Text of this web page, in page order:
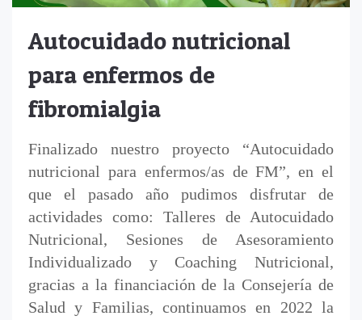
Autocuidado nutricional
para enfermos de
fibromialgia
Finalizado nuestro proyecto “Autocuidado
nutricional para enfermos/as de FM”, en el
que el pasado año pudimos disfrutar de
actividades como: Talleres de Autocuidado
Nutricional, Sesiones de Asesoramiento
Individualizado y Coaching Nutricional,
gracias a la financiación de la Consejería de
Salud y Familias, continuamos en 2022 la